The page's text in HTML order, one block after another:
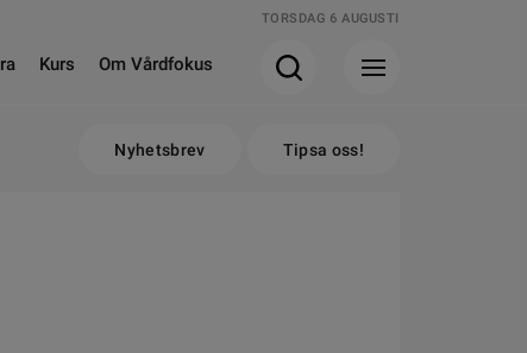
TORSDAG 6 AUGUSTI
Kurs Om Vårdfokus
Nyhetsbrev Tipsa oss!